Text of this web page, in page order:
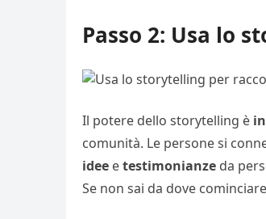
Passo 2: Usa lo
Il potere dello storytelling è
comunità. Le persone si
idee etestimonianze da
Se non sai da dove